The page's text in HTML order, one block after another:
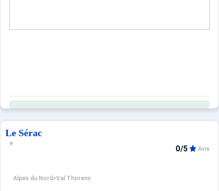
Le Sérac
Alpes du Nord >Val Thorens
0/5 Avis